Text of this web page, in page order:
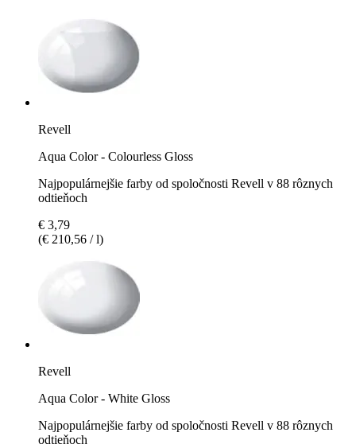
Revell
Aqua Color - Colourless Gloss
Najpopulárnejšie farby od spoločnosti Revell v 88 rôznych
odtieňoch
€ 3,79
(€ 210,56 / l)
Revell
Aqua Color - White Gloss
Najpopulárnejšie farby od spoločnosti Revell v 88 rôznych
odtieňoch